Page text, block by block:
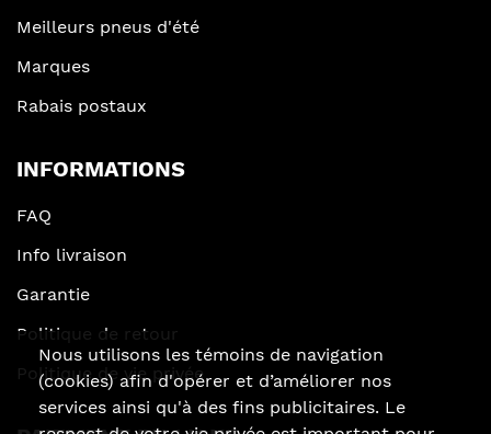
Meilleurs pneus d'été
Marques
Rabais postaux
INFORMATIONS
FAQ
Info livraison
Garantie
Politique de retour
Politique de vie privée
Nous utilisons les témoins de navigation
(cookies) afin d'opérer et d’améliorer nos
services ainsi qu'à des fins publicitaires. Le